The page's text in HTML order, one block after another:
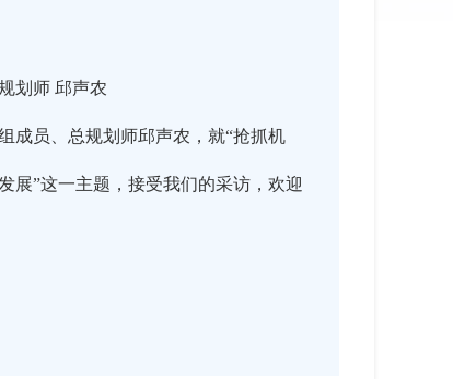
划师 邱声农
成员、总规划师邱声农，就“抢抓机
展”这一主题，接受我们的采访，欢迎